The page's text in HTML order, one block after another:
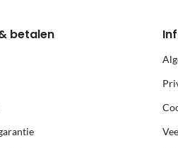
betalen